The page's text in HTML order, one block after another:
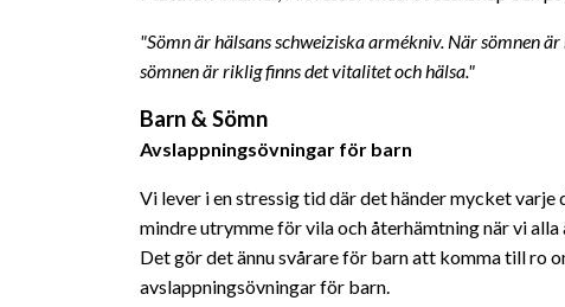
"Sömn är hälsans schweiziska armékniv. När sömnen
sömnen är riklig finns det vitalitet och hälsa."
Barn & Sömn
Avslappningsövningar för barn
Vi lever i en stressig tid där det händer mycket varje
mindre utrymme för vila och återhämtning när vi
Det gör det ännu svårare för barn att komma till ro
avslappningsövningar för barn.